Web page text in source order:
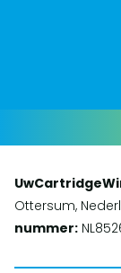
Ottersum,
nummer: